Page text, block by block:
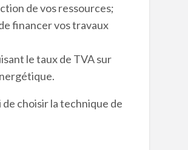
de vos ressources;
financer vos travaux
le taux de TVA sur
choisir la technique de